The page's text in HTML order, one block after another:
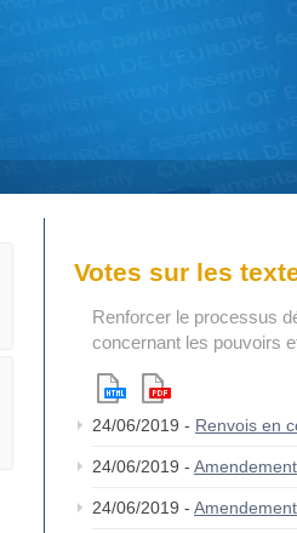
Votes sur les
Renforcer le processus
concernant les pouvoirs
24/06/2019 - Renvois en
24/06/2019 -
24/06/2019 -